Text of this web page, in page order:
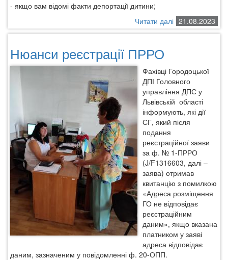
- якщо вам відомі факти депортації дитини;
21.08.2023
Читати далі про
Інформація
центру
Уповноваженого
Верховної
Ради
України
з
людини
Нюанси реєстрації ПРРО
Фахівці Городоцької
ДПІ Головного
управління ДПС у
Львівській області
інформують, які дії
СГ, який після
подання
реєстраційної заяви
за ф. № 1-ПРРО
(J/F1316603, далі –
заява) отримав
квитанцію з помилкою
«Адреса розміщення
ГО не відповідає
реєстраційним
даним», якщо вказана
платником у заяві
адреса відповідає
даним, зазначеним у повідомленні ф. 20-ОПП.